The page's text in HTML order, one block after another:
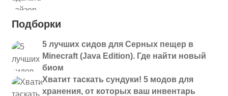
Подборки
5 лучших сидов для Серных пещер в
Minecraft (Java Edition). Где найти новый
биом
Хватит таскать сундуки! 5 модов для
хранения, от которых ваш инвентарь